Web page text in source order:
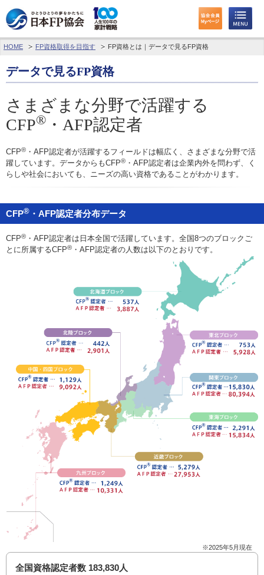
わたしたちのくらしとお金
FPに相談する
FP資格取得を目指す
個人会員の皆様へ
パーソナルファイナンス教育について
アクセス
法人・行政機関の方へ
学校関係者の方へ
報道・メディア関係者の方へ
HOME FP資格取得を目指す FP資格とは｜データで見るFP資格
データで見るFP資格
さまざまな分野で活躍する
CFP® ・AFP認定者
CFP® ・AFP認定者が活躍するフィールドは幅広く、さまざまな分野で活
躍しています。データからもCFP® ・AFP認定者は企業内外を問わず、く
らしや社会においても、ニーズの高い資格であることがわかります。
CFP® ・AFP認定者分布データ
CFP® ・AFP認定者は日本全国で活躍しています。全国8つのブロックご
とに所属するCFP® ・AFP認定者の人数は以下のとおりです。
※2025年5月現在
全国資格認定者数 183,830人